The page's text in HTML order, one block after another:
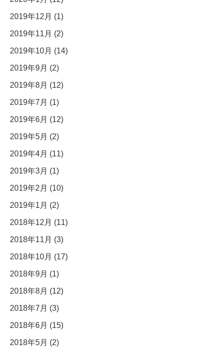
2019年12月 (1)
2019年11月 (2)
2019年10月 (14)
2019年9月 (2)
2019年8月 (12)
2019年7月 (1)
2019年6月 (12)
2019年5月 (2)
2019年4月 (11)
2019年3月 (1)
2019年2月 (10)
2019年1月 (2)
2018年12月 (11)
2018年11月 (3)
2018年10月 (17)
2018年9月 (1)
2018年8月 (12)
2018年7月 (3)
2018年6月 (15)
2018年5月 (2)